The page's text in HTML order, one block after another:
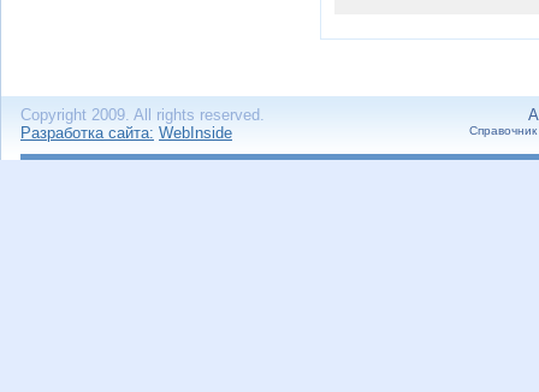
Copyright 2009. All rights reserved.
Разработка сайта: WebInside